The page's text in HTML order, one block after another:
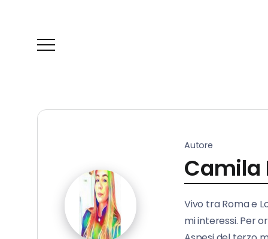
Autore
Camila
Vivo tra Roma e
mi interessi. Per